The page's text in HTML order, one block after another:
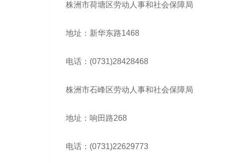
株洲市荷塘区劳动人事和社会保障局
地址：新华东路1468
电话：(0731)28428468
株洲市石峰区劳动人事和社会保障局
地址：响田路268
电话：(0731)22629773